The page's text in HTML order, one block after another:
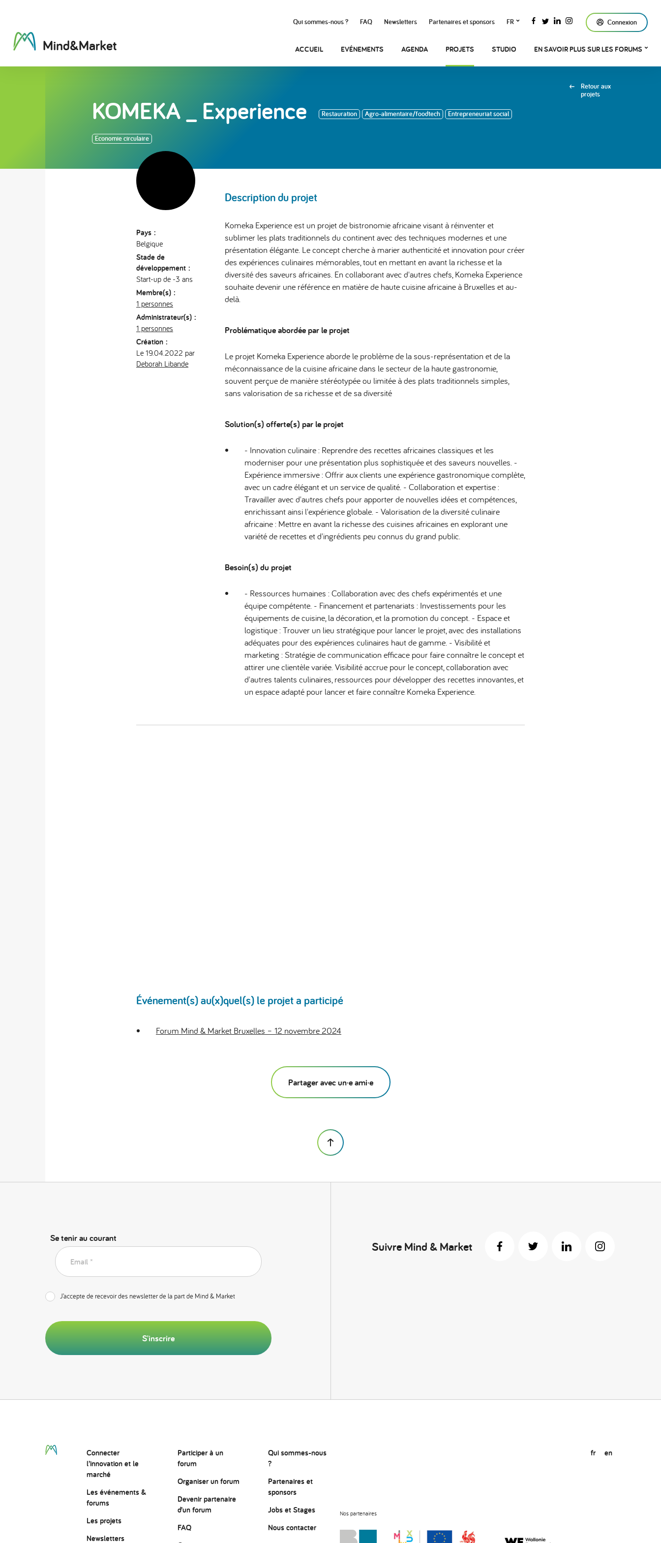
Mind&Market
Qui sommes-nous ? FAQ Newsletters Partenaires et sponsors FR Connexion
ACCUEIL EVÉNEMENTS AGENDA PROJETS STUDIO EN SAVOIR PLUS SUR LES FORUMS
KOMEKA _ Experience Restauration Agro-alimentaire/foodtech Entrepreneuriat social
Economie circulaire
Retour aux
projets
Pays :
Belgique
Stade de
développement :
Start-up de -3 ans
Membre(s) :
1 personnes
Administrateur(s) :
1 personnes
Création :
Le 19.04.2022 par
Deborah Libande
Description du projet
Komeka Experience est un projet de bistronomie africaine visant à réinventer et
sublimer les plats traditionnels du continent avec des techniques modernes et une
présentation élégante. Le concept cherche à marier authenticité et innovation pour créer
des expériences culinaires mémorables, tout en mettant en avant la richesse et la
diversité des saveurs africaines. En collaborant avec d'autres chefs, Komeka Experience
souhaite devenir une référence en matière de haute cuisine africaine à Bruxelles et au-
delà.
Problématique abordée par le projet
Le projet Komeka Experience aborde le problème de la sous-représentation et de la
méconnaissance de la cuisine africaine dans le secteur de la haute gastronomie,
souvent perçue de manière stéréotypée ou limitée à des plats traditionnels simples,
sans valorisation de sa richesse et de sa diversité
Solution(s) offerte(s) par le projet
- Innovation culinaire : Reprendre des recettes africaines classiques et les
moderniser pour une présentation plus sophistiquée et des saveurs nouvelles. -
Expérience immersive : Offrir aux clients une expérience gastronomique complète,
avec un cadre élégant et un service de qualité. - Collaboration et expertise :
Travailler avec d'autres chefs pour apporter de nouvelles idées et compétences,
enrichissant ainsi l'expérience globale. - Valorisation de la diversité culinaire
africaine : Mettre en avant la richesse des cuisines africaines en explorant une
variété de recettes et d'ingrédients peu connus du grand public.
Besoin(s) du projet
- Ressources humaines : Collaboration avec des chefs expérimentés et une
équipe compétente. - Financement et partenariats : Investissements pour les
équipements de cuisine, la décoration, et la promotion du concept. - Espace et
logistique : Trouver un lieu stratégique pour lancer le projet, avec des installations
adéquates pour des expériences culinaires haut de gamme. - Visibilité et
marketing : Stratégie de communication efficace pour faire connaître le concept et
attirer une clientèle variée. Visibilité accrue pour le concept, collaboration avec
d'autres talents culinaires, ressources pour développer des recettes innovantes, et
un espace adapté pour lancer et faire connaître Komeka Experience.
Événement(s) au(x)quel(s) le projet a participé
Forum Mind & Market Bruxelles – 12 novembre 2024
Partager avec un·e ami·e
Se tenir au courant
Email *
J’accepte de recevoir des newsletter de la part de Mind & Market
S'inscrire
Suivre Mind & Market
Connecter
l’innovationet le
marché
Les événements &
forums
Les projets
Newsletters
Participer à un
forum
Organiser un forum
Devenir partenaire
d’un forum
FAQ
Qui sommes-nous
?
Partenaires et
sponsors
Jobs et Stages
Nous contacter
Nos partenaires
fr en